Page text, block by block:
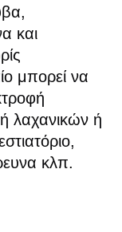
και
μπορεί να
λαχανικών ή
κλπ.